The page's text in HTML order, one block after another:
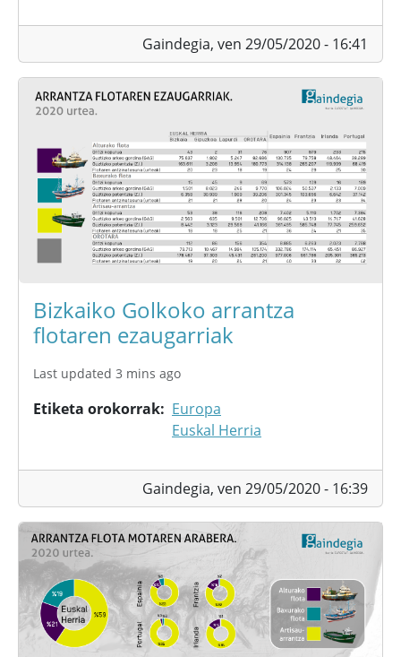
Gaindegia, ven 29/05/2020 - 16:41
Bizkaiko Golkoko arrantza
flotaren ezaugarriak
Last updated 3 mins ago
Etiketa orokorrak
Europa
Euskal Herria
Gaindegia, ven 29/05/2020 - 16:39